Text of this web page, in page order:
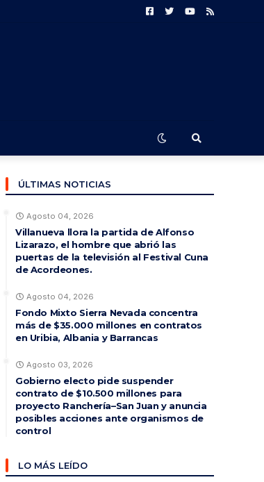
ÚLTIMAS NOTICIAS
Agosto 04, 2026
Villanueva llora la partida de Alfonso
Lizarazo, el hombre que abrió las
puertas de la televisión al Festival Cuna
de Acordeones.
Agosto 04, 2026
Fondo Mixto Sierra Nevada concentra
más de $35.000 millones en contratos
en Uribia, Albania y Barrancas
Agosto 03, 2026
Gobierno electo pide suspender
contrato de $10.500 millones para
proyecto Ranchería–San Juan y anuncia
posibles acciones ante organismos de
control
LO MÁS LEÍDO